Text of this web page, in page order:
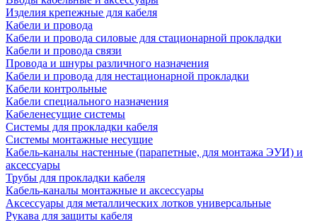
Изделия крепежные для кабеля
Кабели и провода
Кабели и провода силовые для стационарной прокладки
Кабели и провода связи
Провода и шнуры различного назначения
Кабели и провода для нестационарной прокладки
Кабели контрольные
Кабели специального назначения
Кабеленесущие системы
Системы для прокладки кабеля
Системы монтажные несущие
Кабель-каналы настенные (парапетные, для монтажа ЭУИ) и
аксессуары
Трубы для прокладки кабеля
Кабель-каналы монтажные и аксессуары
Аксессуары для металлических лотков универсальные
Рукава для защиты кабеля